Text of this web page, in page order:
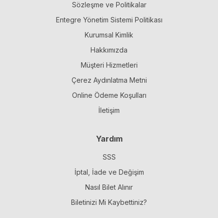
Sözleşme ve Politikalar
Entegre Yönetim Sistemi Politikası
Kurumsal Kimlik
Hakkımızda
Müşteri Hizmetleri
Çerez Aydınlatma Metni
Online Ödeme Koşulları
İletişim
Yardım
SSS
İptal, İade ve Değişim
Nasıl Bilet Alınır
Biletinizi Mi Kaybettiniz?